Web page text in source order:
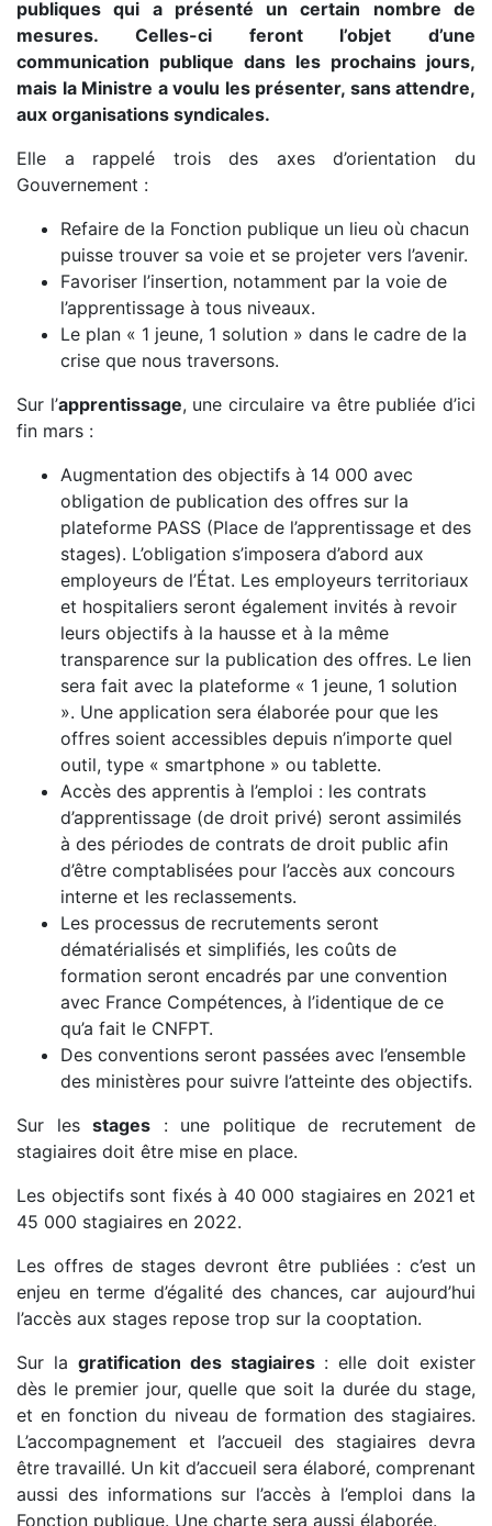
publiques qui a présenté un certain nombre de
mesures. Celles-ci feront l’objet d’une
communication publique dans les prochains jours,
mais la Ministre a voulu les présenter, sans attendre,
aux organisations syndicales.
Elle a rappelé trois des axes d’orientation du
Gouvernement :
Refaire de la Fonction publique un lieu où chacun
puisse trouver sa voie et se projeter vers l’avenir.
Favoriser l’insertion, notamment par la voie de
l’apprentissage à tous niveaux.
Le plan « 1 jeune, 1 solution » dans le cadre de la
crise que nous traversons.
Sur l’apprentissage, une circulaire va être publiée d’ici
fin mars :
Augmentation des objectifs à 14 000 avec
obligation de publication des offres sur la
plateforme PASS (Place de l’apprentissage et des
stages). L’obligation s’imposera d’abord aux
employeurs de l’État. Les employeurs territoriaux
et hospitaliers seront également invités à revoir
leurs objectifs à la hausse et à la même
transparence sur la publication des offres. Le lien
sera fait avec la plateforme « 1 jeune, 1 solution
». Une application sera élaborée pour que les
offres soient accessibles depuis n’importe quel
outil, type « smartphone » ou tablette.
Accès des apprentis à l’emploi : les contrats
d’apprentissage (de droit privé) seront assimilés
à des périodes de contrats de droit public afin
d’être comptablisées pour l’accès aux concours
interne et les reclassements.
Les processus de recrutements seront
dématérialisés et simplifiés, les coûts de
formation seront encadrés par une convention
avec France Compétences, à l’identique de ce
qu’a fait le CNFPT.
Des conventions seront passées avec l’ensemble
des ministères pour suivre l’atteinte des objectifs.
Sur les stages : une politique de recrutement de
stagiaires doit être mise en place.
Les objectifs sont fixés à 40 000 stagiaires en 2021 et
45 000 stagiaires en 2022.
Les offres de stages devront être publiées : c’est un
enjeu en terme d’égalité des chances, car aujourd’hui
l’accès aux stages repose trop sur la cooptation.
Sur la gratification des stagiaires: elle doit exister
dès le premier jour, quelle que soit la durée du stage,
et en fonction du niveau de formation des stagiaires.
L’accompagnement et l’accueil des stagiaires devra
être travaillé. Un kit d’accueil sera élaboré, comprenant
aussi des informations sur l’accès à l’emploi dans la
Fonction publique. Une charte sera aussi élaborée.